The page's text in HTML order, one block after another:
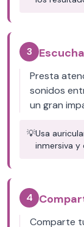
3
Presta
sonidos
un gran
💡Usa
inmersiva y
4
Comparte